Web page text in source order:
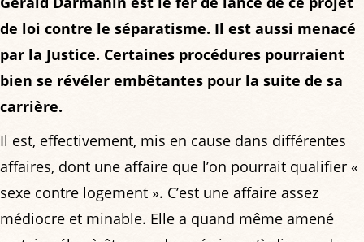
de loi contre le séparatisme. Il est aussi menacé
par la Justice. Certaines procédures pourraient
bien se révéler embêtantes pour la suite de sa
carrière.
Il est, effectivement, mis en cause dans différentes
affaires, dont une affaire que l’on pourrait qualifier «
sexe contre logement ». C’est une affaire assez
médiocre et minable. Elle a quand même amené